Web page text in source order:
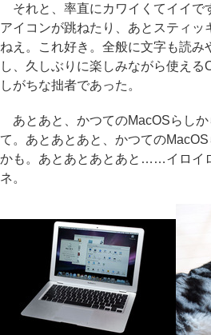
それと、率直にカワイくてイイで
アイコンが跳ねたり、あとスティッ
ねえ。これ好き。全般に文字も読み
し、久しぶりに楽しみながら使える
しがちな拙者であった。
あとあと、かつてのMacOSらしか
て。あとあとあと、かつての
かも。あとあとあとあと……イロイ
ネ。